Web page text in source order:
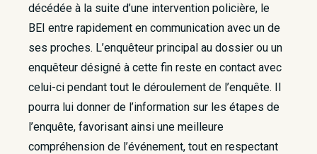
décédée à la suite d’une intervention policière, le
BEI entre rapidement en communication avec un de
ses proches. L’enquêteur principal au dossier ou un
enquêteur désigné à cette fin reste en contact avec
celui-ci pendant tout le déroulement de l’enquête. Il
pourra lui donner de l’information sur les étapes de
l’enquête, favorisant ainsi une meilleure
compréhension de l’événement, tout en respectant